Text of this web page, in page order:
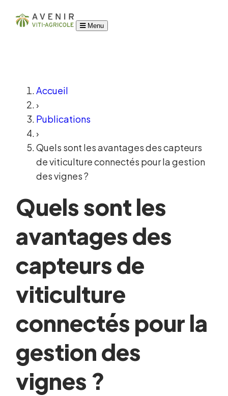
Menu
Accueil
›
Publications
›
Quels sont les avantages des capteurs
de viticulture connectés pour la gestion
des vignes ?
Quels sont les
avantages des
capteurs de
viticulture
connectés pour la
gestion des
vignes ?